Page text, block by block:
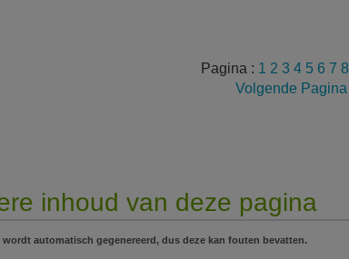
Pagina : 1 2 3 4 5 6 7 8
Volgende Pagina
inhoud van deze pagina
wordt automatisch gegenereerd, dus deze kan fouten bevatten.